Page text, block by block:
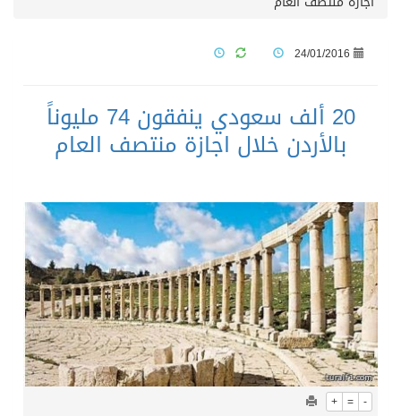
24/01/2016
20 ألف سعودي ينفقون 74 مليوناً
بالأردن خلال اجازة منتصف العام
+ = -